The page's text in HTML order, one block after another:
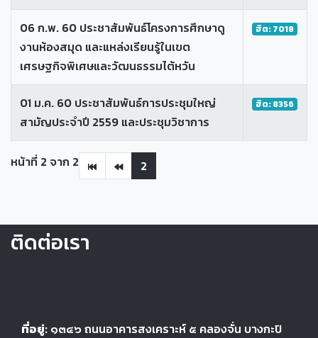
06 ก.พ. 60 ประชาสัมพันธ์โครงการศึกษาดู
งานห้องสมุด และแหล่งเรียนรู้ในเขต
เศรษฐกิจพิเศษและวัฒนธรรมไต้หวัน
ฮิต: 7018
01 ม.ค. 60 ประชาสัมพันธ์การประชุมใหญ่
สามัญประจำปี 2559 และประชุมวิชาการ
ฮิต: 8356
หน้าที่ 2 จาก 2 2
ติดต่อเรา
ที่อยู่: ๑๓๔๖ ถนนอาคารสงเคราะห์ ๕ คลองจั่น บางกะปิ